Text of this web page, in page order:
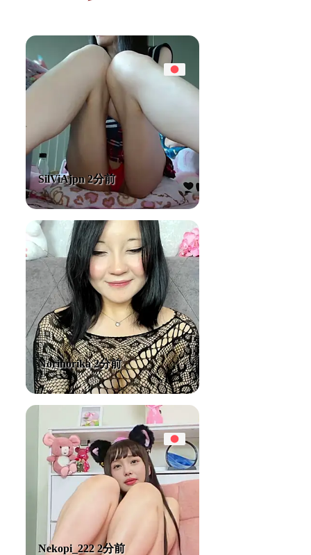
SilViAjpn 2分前
Norinorika 2分前
Nekopi_222 2分前